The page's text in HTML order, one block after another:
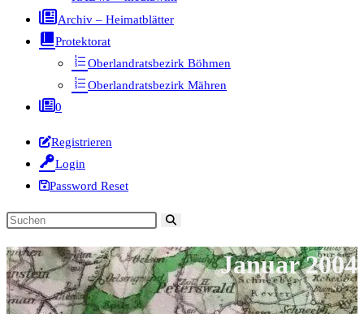
Archiv – Heimatblätter
Protektorat
Oberlandratsbezirk Böhmen
Oberlandratsbezirk Mähren
0
Registrieren
Login
Password Reset
Diese
durchsuchen
Januar 2004